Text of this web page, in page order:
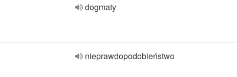
dogmaty
nieprawdopodobieństwo